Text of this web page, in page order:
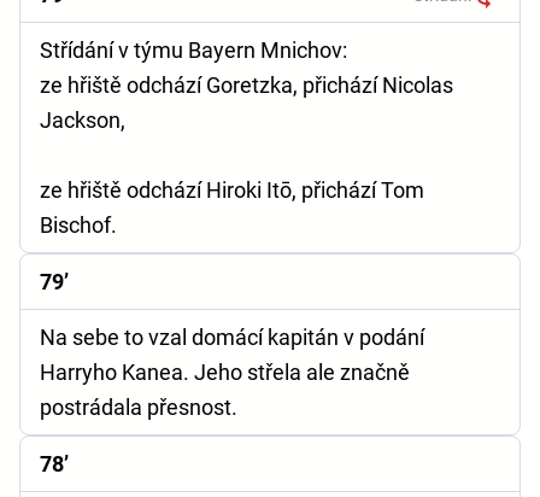
Střídání v týmu Bayern Mnichov:
ze hřiště odchází Goretzka, přichází Nicolas
Jackson,
ze hřiště odchází Hiroki Itō, přichází Tom
Bischof.
79’
Na sebe to vzal domácí kapitán v podání
Harryho Kanea. Jeho střela ale značně
postrádala přesnost.
78’